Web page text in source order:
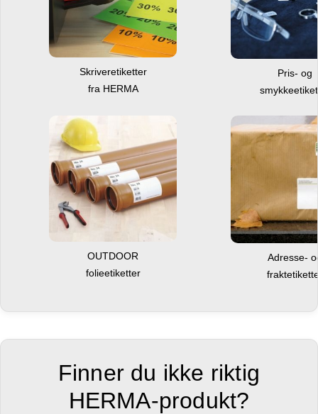
Skriveretiketter
fra HERMA
Pris- og
OUTDOOR
folieetiketter
Adresse-
Finner du ikke riktig
HERMA-produkt?